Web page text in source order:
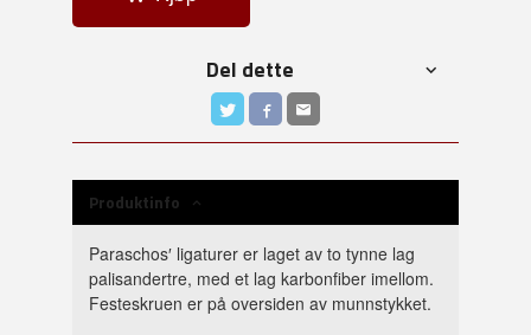
Del dette
Produktinfo
Paraschos′ ligaturer er laget av to tynne lag
palisandertre, med et lag karbonfiber imellom.
Festeskruen er på oversiden av munnstykket.